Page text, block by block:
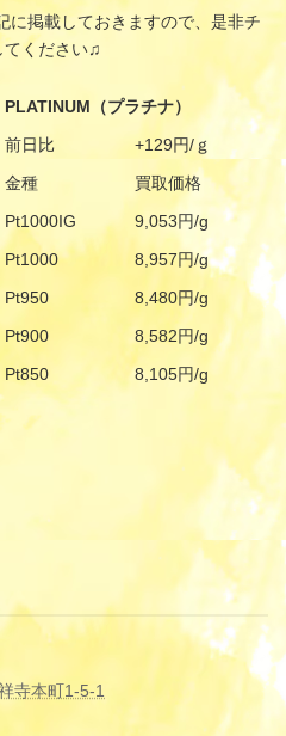
に掲載しておきますので、是非チ
てください♫
PLATINUM（プラチナ）
前日比
+129円/ｇ
金種
買取価格
Pt1000IG
9,053円/g
Pt1000
8,957円/g
Pt950
8,480円/g
Pt900
8,582円/g
Pt850
8,105円/g
寺本町1-5-1